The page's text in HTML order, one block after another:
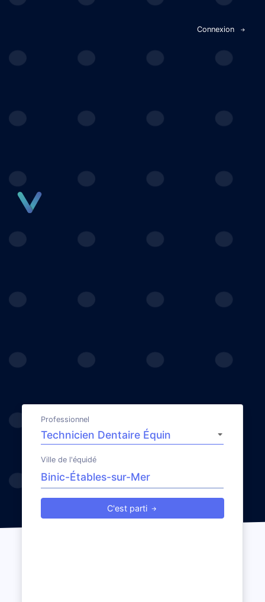
Connexion
Professionnel
Ville de l'équidé
C'est parti